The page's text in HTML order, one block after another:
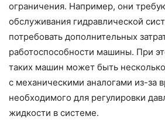
ограничения. Например, они
обслуживания гидравлической
потребовать дополнительных
работоспособности машины. При
таких машин может быть
с механическими аналогами из-за
необходимого для регулировки
жидкости в системе.